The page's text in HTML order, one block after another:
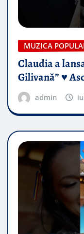
MUZICA
Claudia a
Gilivană” ♥️
admin